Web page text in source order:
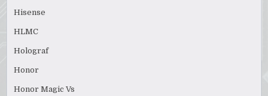
Hisense
HLMC
Holograf
Honor
Honor Magic Vs